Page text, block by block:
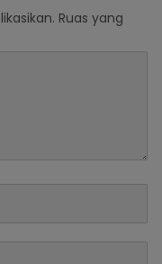
Ruas yang